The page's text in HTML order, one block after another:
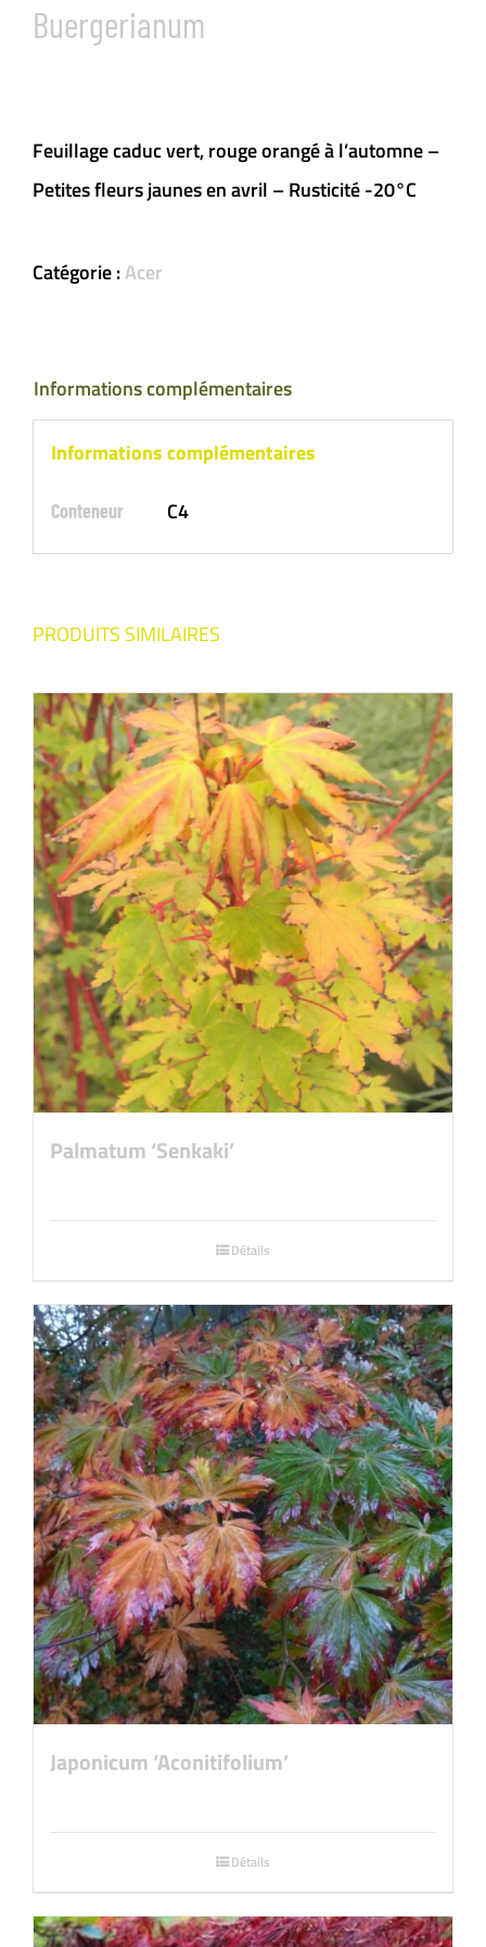
Buergerianum
Feuillage caduc vert, rouge orangé à l’automne –
Petites fleurs jaunes en avril – Rusticité -20°C
Catégorie :Acer
Informations complémentaires
Informations complémentaires
Conteneur C4
PRODUITS SIMILAIRES
Palmatum ‘Senkaki’
Détails
Japonicum ‘Aconitifolium’
Détails